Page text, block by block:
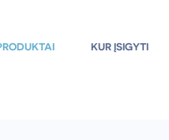
KUR ĮSIGYTI